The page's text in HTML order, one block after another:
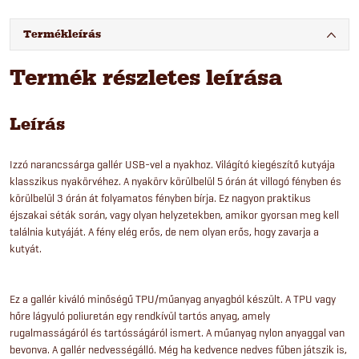
Termékleírás
Termék részletes leírása
Leírás
Izzó narancssárga gallér USB-vel a nyakhoz. Világító kiegészítő kutyája
klasszikus nyakörvéhez. A nyakörv körülbelül 5 órán át villogó fényben és
körülbelül 3 órán át folyamatos fényben bírja. Ez nagyon praktikus
éjszakai séták során, vagy olyan helyzetekben, amikor gyorsan meg kell
találnia kutyáját. A fény elég erős, de nem olyan erős, hogy zavarja a
kutyát.
Ez a gallér kiváló minőségű TPU/műanyag anyagból készült. A TPU vagy
hőre lágyuló poliuretán egy rendkívül tartós anyag, amely
rugalmasságáról és tartósságáról ismert. A műanyag nylon anyaggal van
bevonva. A gallér nedvességálló. Még ha kedvence nedves fűben játszik is,